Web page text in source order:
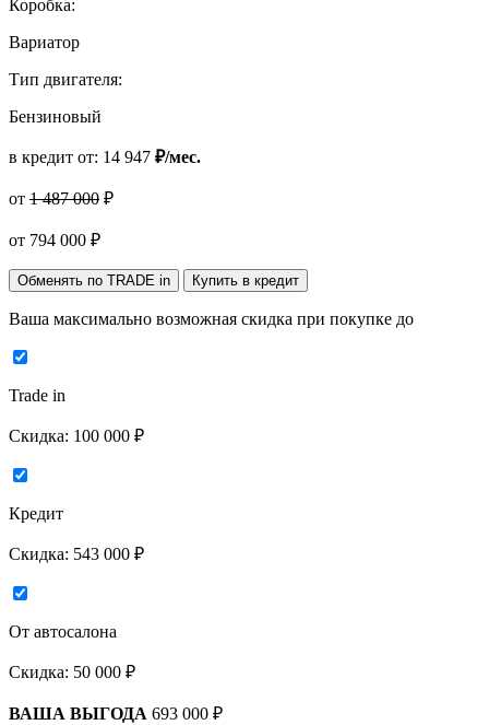
Коробка:
Вариатор
Тип двигателя:
Бензиновый
в кредит от: 14 947 ₽/мес.
от 1 487 000 ₽
от 794 000 ₽
Обменять по TRADE in Купить в кредит
Ваша максимально возможная скидка при покупке до
Trade in
Скидка: 100 000 ₽
Кредит
Скидка: 543 000 ₽
От автосалона
Скидка: 50 000 ₽
ВАША ВЫГОДА 693 000 ₽